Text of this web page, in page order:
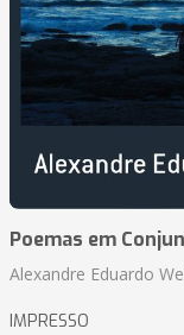
Poemas em
Alexandre Eduardo
IMPRESSO